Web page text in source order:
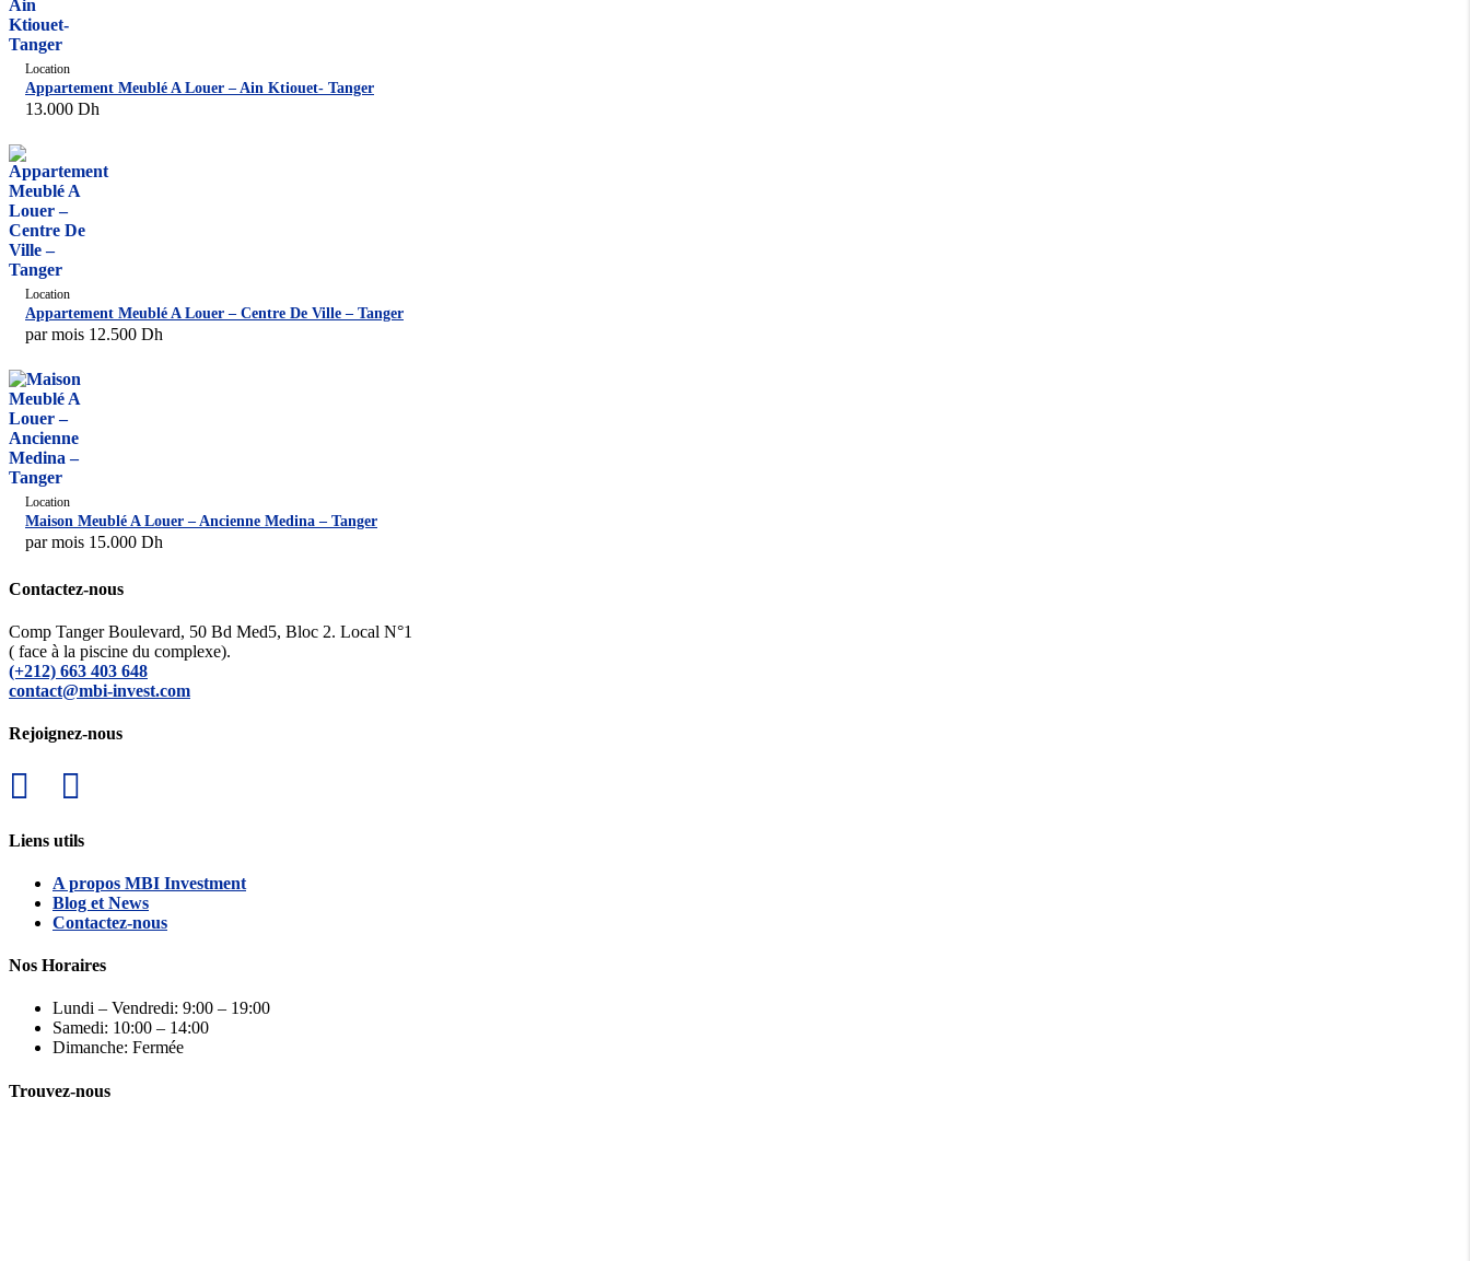
Location
Appartement Meublé A Louer – Ain Ktiouet- Tanger
13.000 Dh
Location
Appartement Meublé A Louer – Centre De Ville – Tanger
par mois 12.500 Dh
Location
Maison Meublé A Louer – Ancienne Medina – Tanger
par mois 15.000 Dh
Contactez-nous
Comp Tanger Boulevard, 50 Bd Med5, Bloc 2. Local N°1
( face à la piscine du complexe).
(+212) 663 403 648
contact@mbi-invest.com
Rejoignez-nous
Liens utils
A propos MBI Investment
Blog et News
Contactez-nous
Nos Horaires
Lundi – Vendredi: 9:00 – 19:00
Samedi: 10:00 – 14:00
Dimanche: Fermée
Trouvez-nous